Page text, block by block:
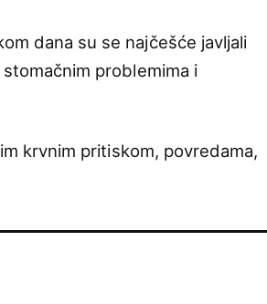
dana su se najčešće javljali
problemima i
krvnim pritiskom, povredama,